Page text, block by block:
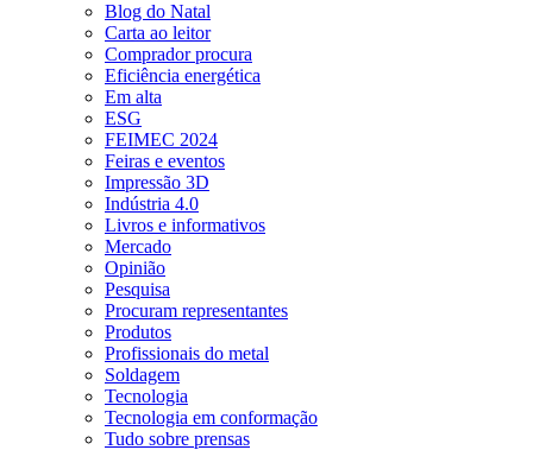
Blog do Natal
Carta ao leitor
Comprador procura
Eficiência energética
Em alta
ESG
FEIMEC 2024
Feiras e eventos
Impressão 3D
Indústria 4.0
Livros e informativos
Mercado
Opinião
Pesquisa
Procuram representantes
Produtos
Profissionais do metal
Soldagem
Tecnologia
Tecnologia em conformação
Tudo sobre prensas